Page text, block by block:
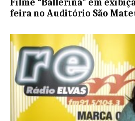
Filme “Ballerina” em
feira no Auditório São